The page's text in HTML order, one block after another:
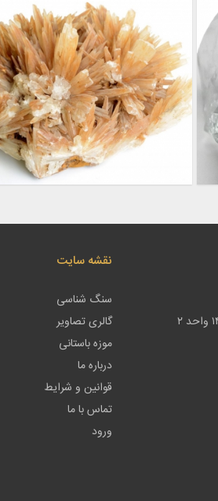
نقشه سایت
سنگ شناسی
گالری تصاویر
موزه باستانی
درباره ما
قوانین و شرایط
تماس با ما
ورود